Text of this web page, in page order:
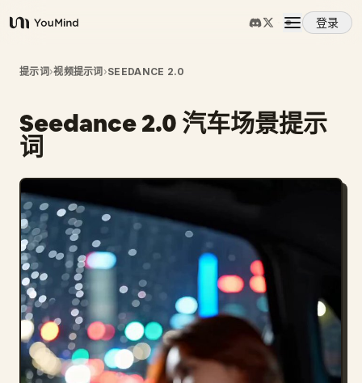
YouMind
登录
概览
使用案例
技能
提示词
定价
下载
提示词›视频提示词 ›SEEDANCE 2.0
Seedance 2.0 汽车场景提示
词